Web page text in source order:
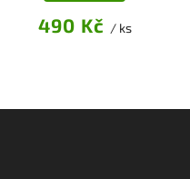
490 Kč / ks